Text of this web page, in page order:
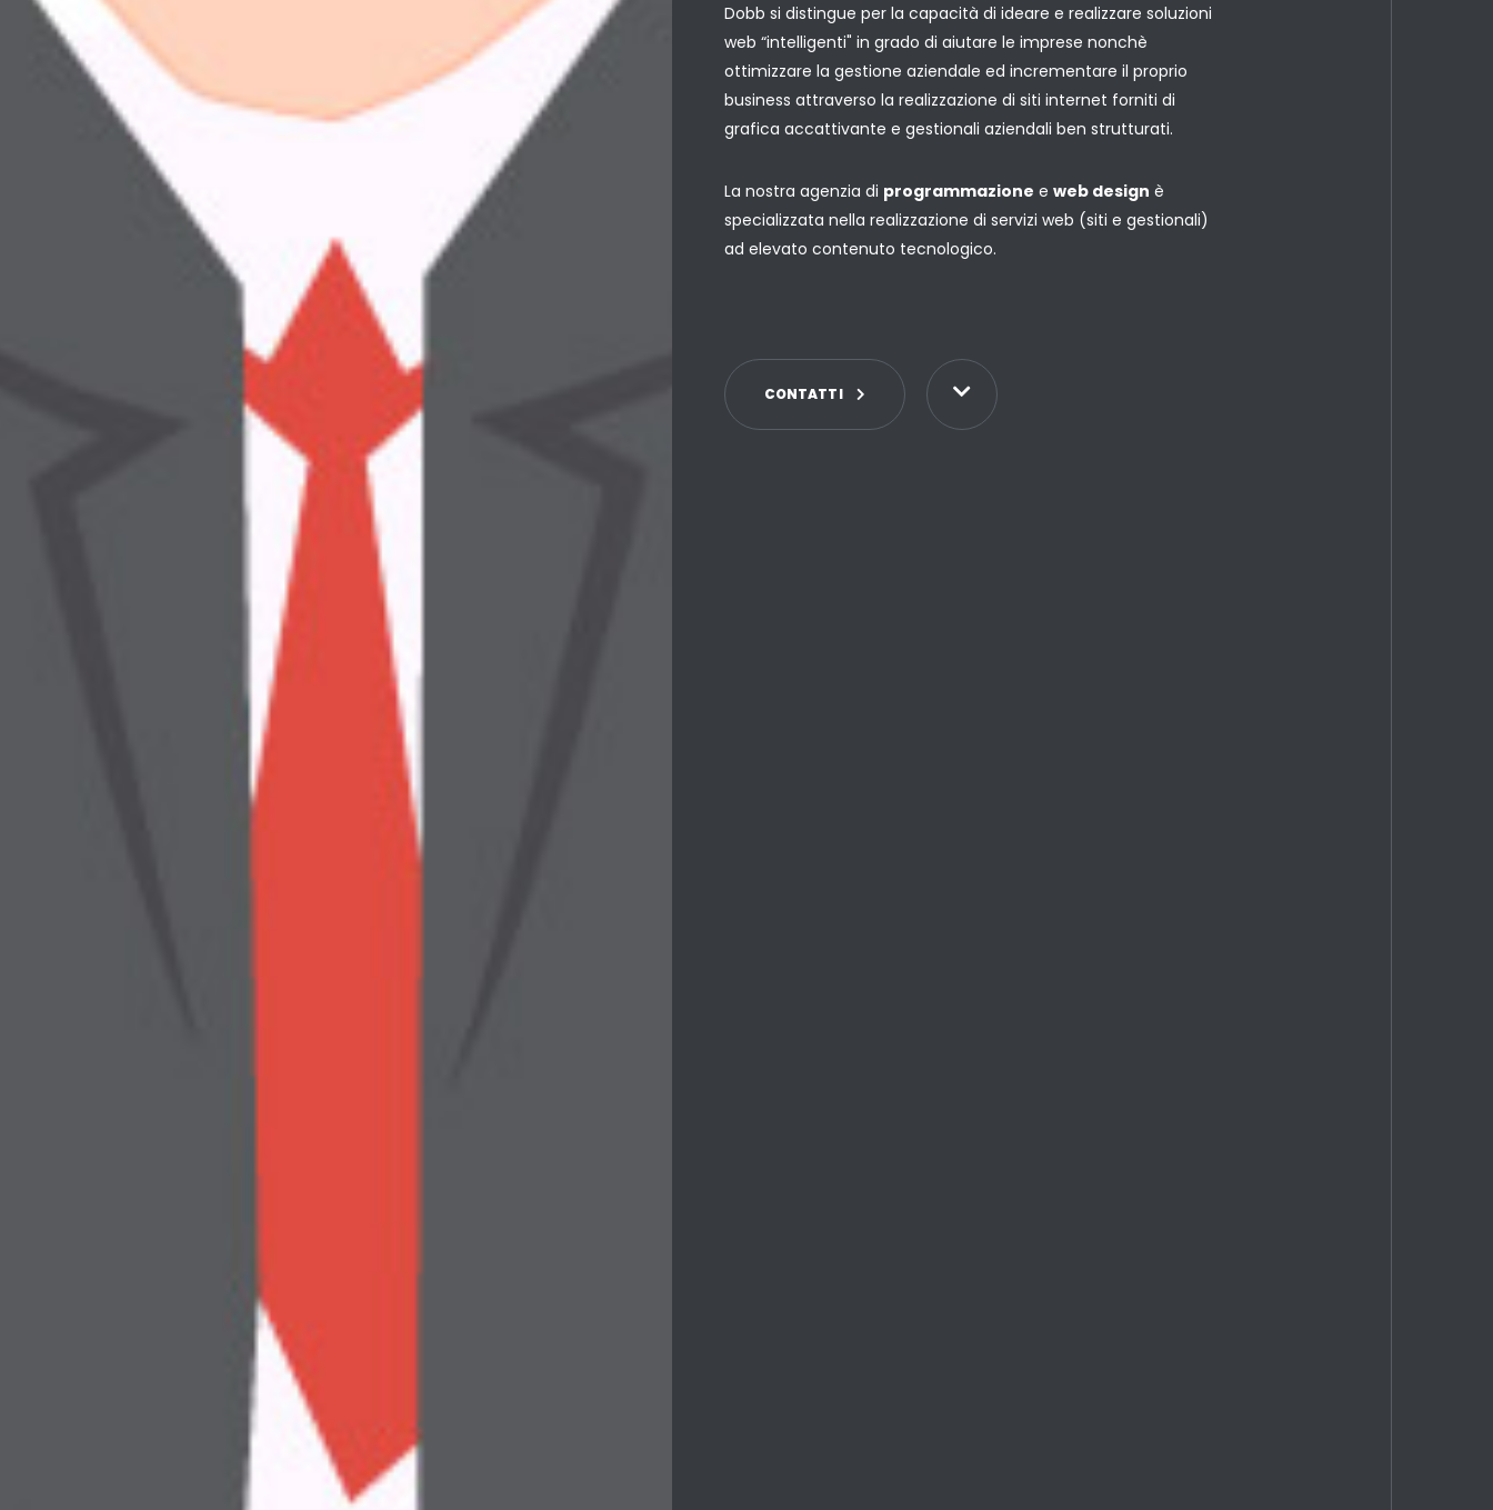
Dobb si distingue per la capacità di ideare e realizzare soluzioni
web “intelligenti" in grado di aiutare le imprese nonchè
ottimizzare la gestione aziendale ed incrementare il proprio
business attraverso la realizzazione di siti internet forniti di
grafica accattivante e gestionali aziendali ben strutturati.
La nostra agenzia di programmazione eweb design è
specializzata nella realizzazione di servizi web (siti e gestionali)
ad elevato contenuto tecnologico.
CONTATTI